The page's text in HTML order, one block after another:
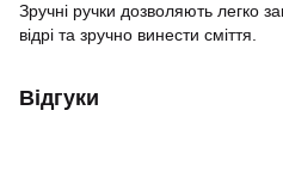
Зручні ручки дозволяють легко
відрі та зручно винести сміття.
Відгуки